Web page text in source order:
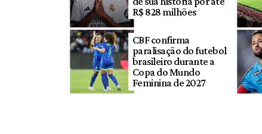
R$ 828 milhões
CBF confirma
paralisação do futebol
brasileiro durante a
Copa do Mundo
Feminina de 2027